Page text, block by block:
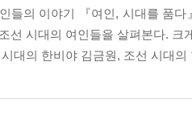
들의 이야기 『여인, 시대를 품
선 시대의 여인들을 살펴본다.
대의 한비야 김금원, 조선 시대